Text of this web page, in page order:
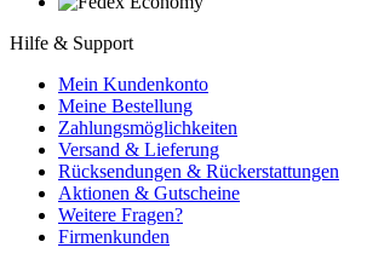
Hilfe & Support
Mein Kundenkonto
Meine Bestellung
Zahlungsmöglichkeiten
Versand & Lieferung
Rücksendungen & Rückerstattungen
Aktionen & Gutscheine
Weitere Fragen?
Firmenkunden